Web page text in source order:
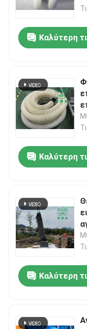
Καλύτερη
Καλύτερη
Καλύτερη